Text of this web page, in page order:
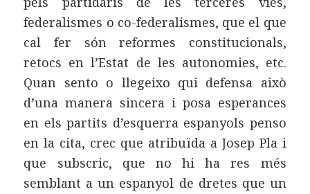
federalismes o co-federalismes, que el que
cal fer són reformes constitucionals,
retocs en l’Estat de les autonomies, etc.
Quan sento o llegeixo qui defensa això
d’una manera sincera i posa esperances
en els partits d’esquerra espanyols penso
en la cita, crec que atribuïda a Josep Pla i
que subscric, que no hi ha res més
semblant a un espanyol de dretes que un